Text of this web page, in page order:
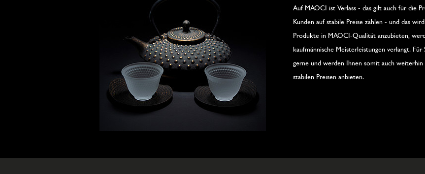
Auf MAOCI ist Verlass - das gilt auch für die
Kunden auf stabile Preise zählen - und das
Produkte in MAOCI-Qualität anzubieten,
kaufmännische Meisterleistungen verlangt.
gerne und werden Ihnen somit auch
stabilen Preisen anbieten.